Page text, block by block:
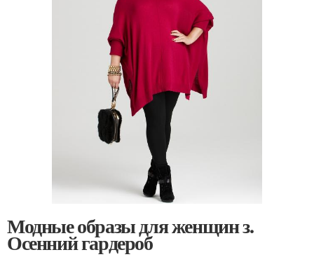
Модные образы для женщин з.
Осенний гардероб